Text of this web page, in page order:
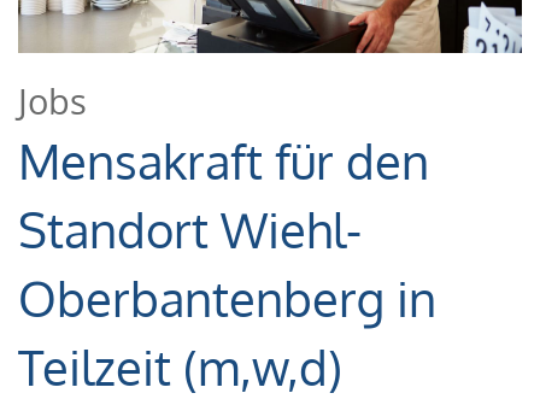
Jobs
Mensakraft für den
Standort Wiehl-
Oberbantenberg in
Teilzeit (m,w,d)